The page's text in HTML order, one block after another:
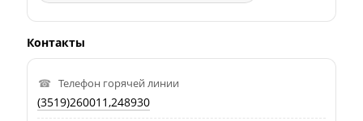
Контакты
Телефон горячей линии
(3519)260011,248930